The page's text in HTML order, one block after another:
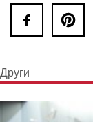
Други